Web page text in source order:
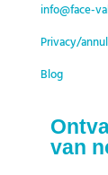
info@face-
Privacy/
Blog
van